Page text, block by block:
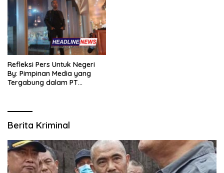
Refleksi Pers Untuk Negeri
By: Pimpinan Media yang
Tergabung dalam PT
Berita Kriminal